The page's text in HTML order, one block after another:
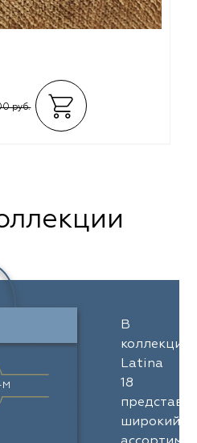
руб.
В
коллекции
Latina
18
широкий